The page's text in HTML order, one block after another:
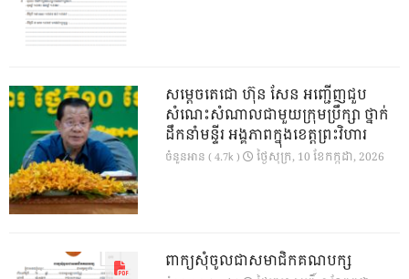
សម្តេចតេជោ ហ៊ុន សែន អញ្ជើញជួប
សំណេះសំណាលជាមួយក្រុមប្រឹក្សា ថ្នាក់
ដឹកនាំមន្ទីរ អង្គភាពក្នុងខេត្តព្រះវិហារ
ចំនួនអាន ( 4.7k ) ថ្ងៃ​សុក្រ, 10 ខែ​កក្កដា, 2026
ពាក្យសុំចូលជាសមាជិកគណបក្ស